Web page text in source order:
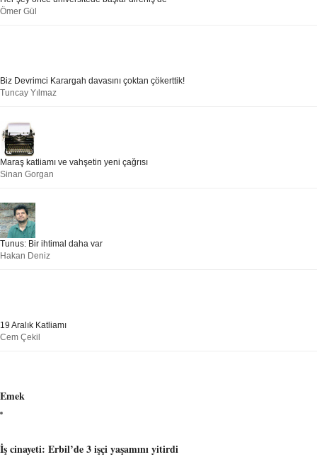
Ömer Gül
Biz Devrimci Karargah davasını çoktan çökerttik!
Tuncay Yılmaz
Maraş katliamı ve vahşetin yeni çağrısı
Sinan Gorgan
Tunus: Bir ihtimal daha var
Hakan Deniz
19 Aralık Katliamı
Cem Çekil
Emek
İş cinayeti: Erbil’de 3 işçi yaşamını yitirdi